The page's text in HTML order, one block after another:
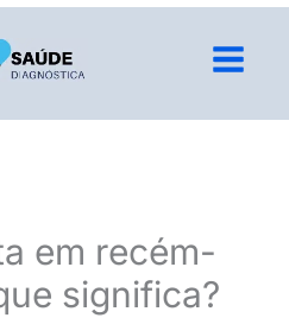
em recém-
significa?